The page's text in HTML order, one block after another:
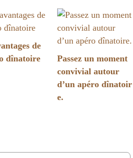
de
dînatoire
Passez un moment
convivial autour
d’un apéro dînatoir
e.